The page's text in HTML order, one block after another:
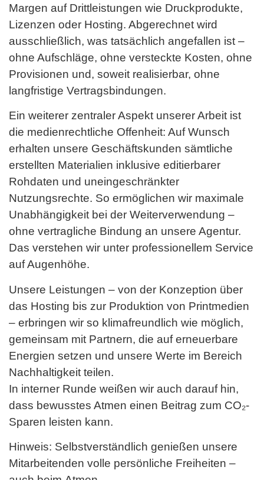
Margen auf Drittleistungen wie Druckprodukte,
Lizenzen oder Hosting. Abgerechnet wird
ausschließlich, was tatsächlich angefallen ist –
ohne Aufschläge, ohne versteckte Kosten, ohne
Provisionen und, soweit realisierbar, ohne
langfristige Vertragsbindungen.
Ein weiterer zentraler Aspekt unserer Arbeit ist
die medienrechtliche Offenheit: Auf Wunsch
erhalten unsere Geschäftskunden sämtliche
erstellten Materialien inklusive editierbarer
Rohdaten und uneingeschränkter
Nutzungsrechte. So ermöglichen wir maximale
Unabhängigkeit bei der Weiterverwendung –
ohne vertragliche Bindung an unsere Agentur.
Das verstehen wir unter professionellem Service
auf Augenhöhe.
Unsere Leistungen – von der Konzeption über
das Hosting bis zur Produktion von Printmedien
– erbringen wir so klimafreundlich wie möglich,
gemeinsam mit Partnern, die auf erneuerbare
Energien setzen und unsere Werte im Bereich
Nachhaltigkeit teilen.
In interner Runde weißen wir auch darauf hin,
dass bewusstes Atmen einen Beitrag zum CO₂-
Sparen leisten kann.
Hinweis: Selbstverständlich genießen unsere
Mitarbeitenden volle persönliche Freiheiten –